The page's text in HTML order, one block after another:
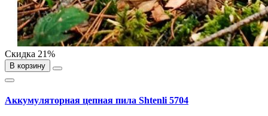
Скидка 21%
В корзину
Аккумуляторная цепная пила Shtenli 5704